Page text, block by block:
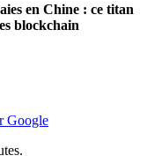
en Chine : ce titan
blockchain
Google